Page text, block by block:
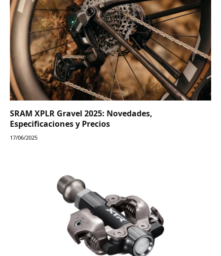
SRAM XPLR Gravel 2025: Novedades,
Especificaciones y Precios
17/06/2025